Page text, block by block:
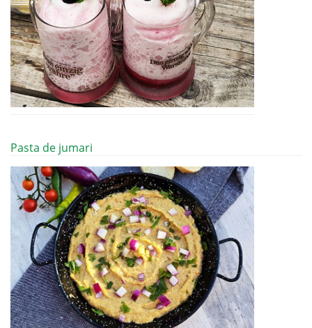
Pasta de jumari